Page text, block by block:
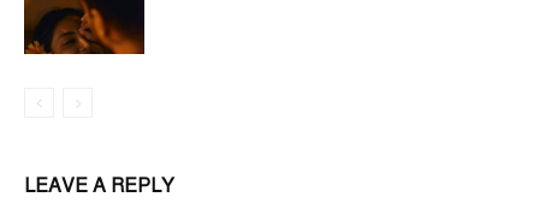
LEAVE A REPLY